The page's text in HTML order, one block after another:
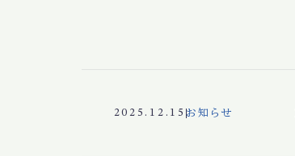
2025.12.15 お知らせ